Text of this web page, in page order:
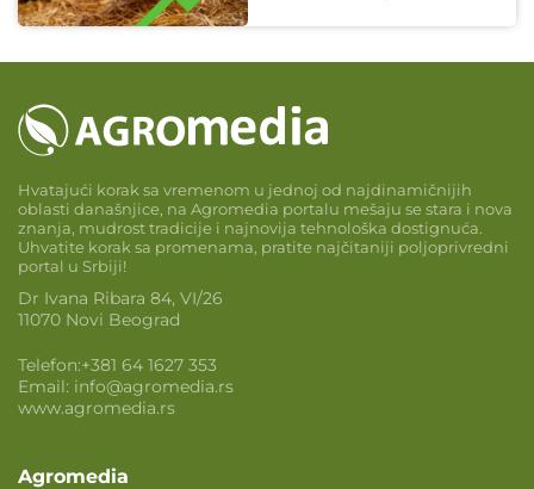
Hvatajući korak sa vremenom u jednoj od najdinamičnijih
oblasti današnjice, na Agromedia portalu mešaju se stara i nova
znanja, mudrost tradicije i najnovija tehnološka dostignuća.
Uhvatite korak sa promenama, pratite najčitaniji poljoprivredni
portal u Srbiji!
Dr Ivana Ribara 84, VI/26
11070 Novi Beograd
Telefon:+381 64 1627 353
Email: info@agromedia.rs
www.agromedia.rs
Agromedia